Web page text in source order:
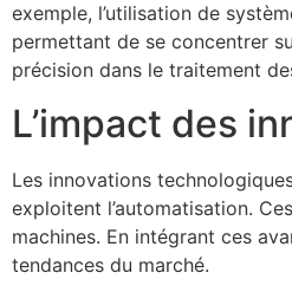
exemple, l’utilisation de
permettant de se concentrer
précision dans le traitement
L’impact des
Les innovations
exploitent l’automatisation.
machines. En intégrant ces
tendances du marché.